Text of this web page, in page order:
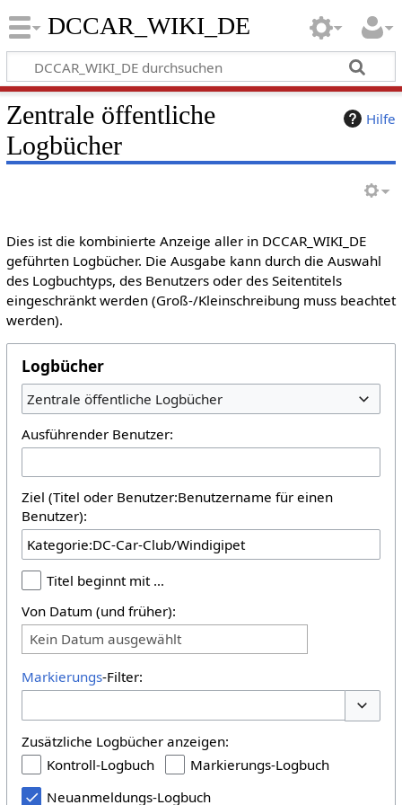
DCCAR_WIKI_DE
Hilfe
Zentrale öffentliche
Logbücher
Dies ist die kombinierte Anzeige aller in DCCAR_WIKI_DE
geführten Logbücher. Die Ausgabe kann durch die Auswahl
des Logbuchtyps, des Benutzers oder des Seitentitels
eingeschränkt werden (Groß-/Kleinschreibung muss beachtet
werden).
Logbücher
Zentrale öffentliche Logbücher
Ausführender Benutzer:
Ziel (Titel oder Benutzer:Benutzername für einen
Benutzer):
Titel beginnt mit …
Von Datum (und früher):
Kein Datum ausgewählt
Markierungs-Filter:
Zusätzliche Logbücher anzeigen:
Kontroll-Logbuch
Markierungs-Logbuch
Neuanmeldungs-Logbuch